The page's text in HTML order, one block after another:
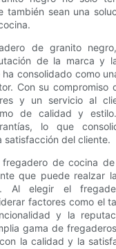
también sean una
de granito
de la marca y
consolidado como
Con su compromiso
y un servicio al
de calidad y
lo que
satisfacción del cliente.
fregadero de cocina
que puede realzar
Al elegir el
factores como el
y la
gama de
la calidad y la